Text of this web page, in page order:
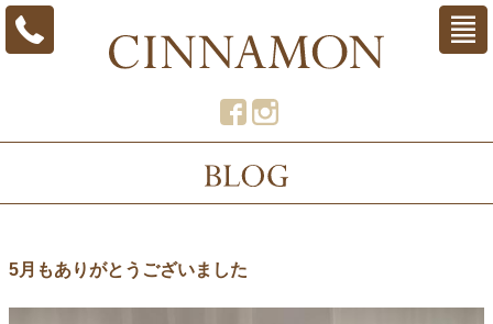
5月もありがとうございました